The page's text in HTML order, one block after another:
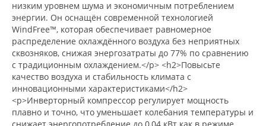
низким уровнем шума и экономичным потреблением
энергии. Он оснащён современной технологией
WindFree™, которая обеспечивает равномерное
распределение охлаждённого воздуха без неприятных
сквозняков, снижая энергозатраты до 77% по сравнению
с традиционным охлаждением.</p> <h2>Повысьте
качество воздуха и стабильность климата с
инновационными характеристиками</h2>
<p>Инверторный компрессор регулирует мощность
плавно и точно, что уменьшает колебания температуры и
снижает энергопотребление до 0,04 кВт как в режиме